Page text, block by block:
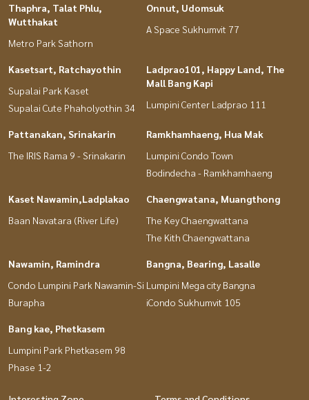
Thaphra, Talat Phlu,
Wutthakat
Metro Park Sathorn
Onnut, Udomsuk
A Space Sukhumvit 77
Kasetsart, Ratchayothin
Supalai Park Kaset
Supalai Cute Phaholyothin 34
Ladprao101, Happy Land, The
Mall Bang Kapi
Lumpini Center Ladprao 111
Pattanakan, Srinakarin
The IRIS Rama 9 - Srinakarin
Ramkhamhaeng, Hua Mak
Lumpini Condo Town
Bodindecha - Ramkhamhaeng
Kaset Nawamin,Ladplakao
Baan Navatara (River Life)
Chaengwatana, Muangthong
The Key Chaengwattana
The Kith Chaengwattana
Nawamin, Ramindra
Condo Lumpini Park Nawamin-Si
Burapha
Bangna, Bearing, Lasalle
Lumpini Mega city Bangna
iCondo Sukhumvit 105
Bang kae, Phetkasem
Lumpini Park Phetkasem 98
Phase 1-2